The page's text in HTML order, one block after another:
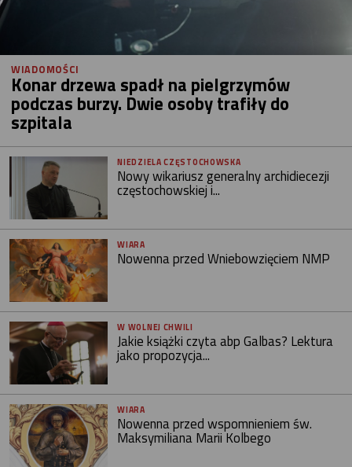
WIADOMOŚCI
Konar drzewa spadł na pielgrzymów
podczas burzy. Dwie osoby trafiły do
szpitala
NIEDZIELA CZĘSTOCHOWSKA
Nowy wikariusz generalny archidiecezji
częstochowskiej i...
WIARA
Nowenna przed Wniebowzięciem NMP
W WOLNEJ CHWILI
Jakie książki czyta abp Galbas? Lektura
jako propozycja...
WIARA
Nowenna przed wspomnieniem św.
Maksymiliana Marii Kolbego